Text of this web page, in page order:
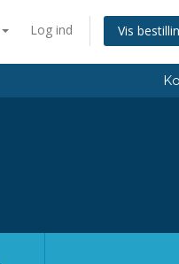
Log ind Vis